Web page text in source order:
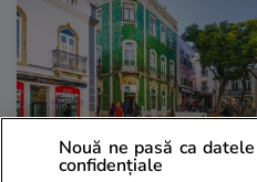
Nouă ne pasă ca
confidențiale